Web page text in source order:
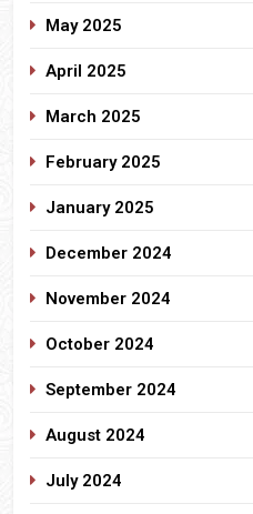
May 2025
April 2025
March 2025
February 2025
January 2025
December 2024
November 2024
October 2024
September 2024
August 2024
July 2024